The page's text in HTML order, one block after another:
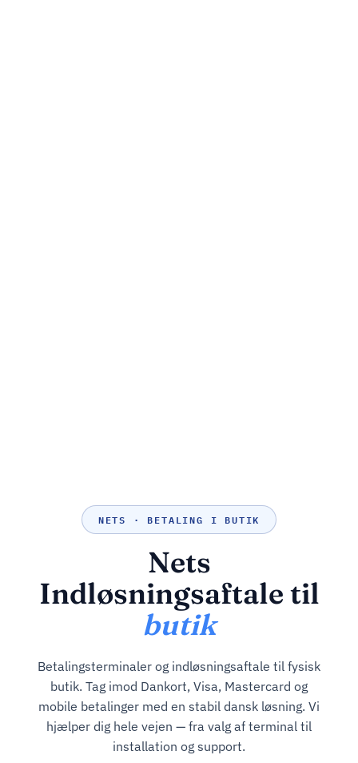
NETS · BETALING I BUTIK
Nets
Indløsningsaftale til
butik
Betalingsterminaler og indløsningsaftale til fysisk
butik. Tag imod Dankort, Visa, Mastercard og
mobile betalinger med en stabil dansk løsning. Vi
hjælper dig hele vejen — fra valg af terminal til
installation og support.